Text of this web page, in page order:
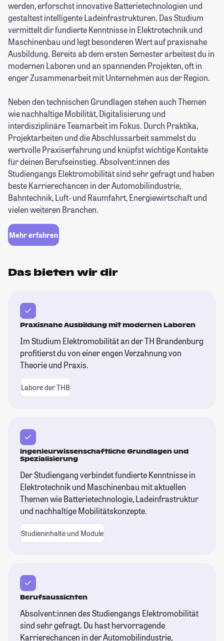
werden, erforschst innovative Batterietechnologien und
gestaltest intelligente Ladeinfrastrukturen. Das Studium
vermittelt dir fundierte Kenntnisse in Elektrotechnik und
Maschinenbau und legt besonderen Wert auf praxisnahe
Ausbildung. Bereits ab dem ersten Semester arbeitest du in
modernen Laboren und an spannenden Projekten, oft in
enger Zusammenarbeit mit Unternehmen aus der Region.
Neben den technischen Grundlagen stehen auch Themen
wie nachhaltige Mobilität, Digitalisierung und
interdisziplinäre Teamarbeit im Fokus. Durch Praktika,
Projektarbeiten und die Abschlussarbeit sammelst du
wertvolle Praxiserfahrung und knüpfst wichtige Kontakte
für deinen Berufseinstieg. Absolvent:innen des
Studiengangs Elektromobilität sind sehr gefragt und haben
beste Karrierechancen in der Automobilindustrie,
Bahntechnik, Luft- und Raumfahrt, Energiewirtschaft und
vielen weiteren Branchen.
Mehr erfahren
Das bieten wir dir
Praxisnahe Ausbildung mit modernen Laboren
Im Studium Elektromobilität an der TH Brandenburg
profitierst du von einer engen Verzahnung von
Theorie und Praxis.
Labore der THB
ingenieurwissenschaftliche Grundlagen und
Spezialisierung
Der Studiengang verbindet fundierte Kenntnisse in
Elektrotechnik und Maschinenbau mit aktuellen
Themen wie Batterietechnologie, Ladeinfrastruktur
und nachhaltige Mobilitätskonzepte.
Studieninhalte und Module
Berufsaussichten
Absolvent:innen des Studiengangs Elektromobilität
sind sehr gefragt. Du hast hervorragende
Karrierechancen in der Automobilindustrie,